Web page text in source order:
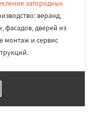
загородных
веранд,
фасадов, дверей из
монтаж и сервис